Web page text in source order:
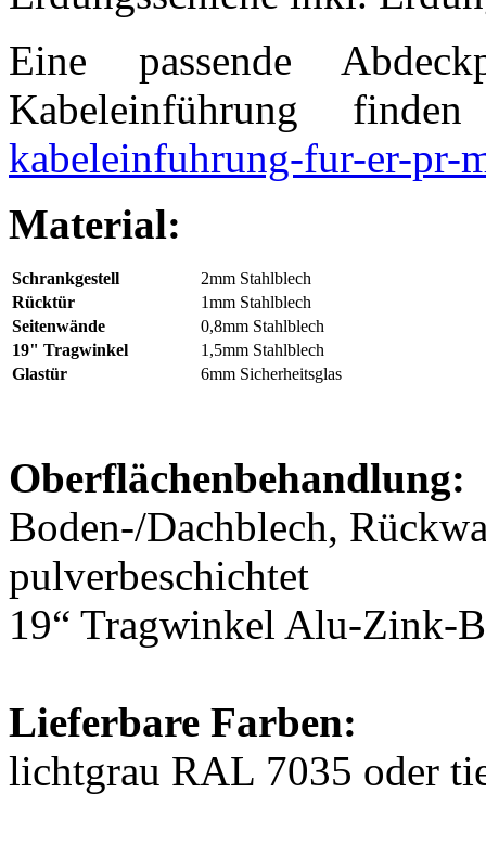
Eine passende
Kabeleinführung
kabeleinfuhrung-fur-er-pr-
Material:
Schrankgestell
2mm Stahlblech
Rücktür
1mm Stahlblech
Seitenwände
0,8mm Stahlblech
19" Tragwinkel
1,5mm Stahlblech
Glastür
6mm Sicherheitsglas
Oberflächenbehandlung:
Boden-/Dachblech,
pulverbeschichtet
19“ Tragwinkel Alu-Zink-
Lieferbare Farben:
lichtgrau RAL 7035 oder